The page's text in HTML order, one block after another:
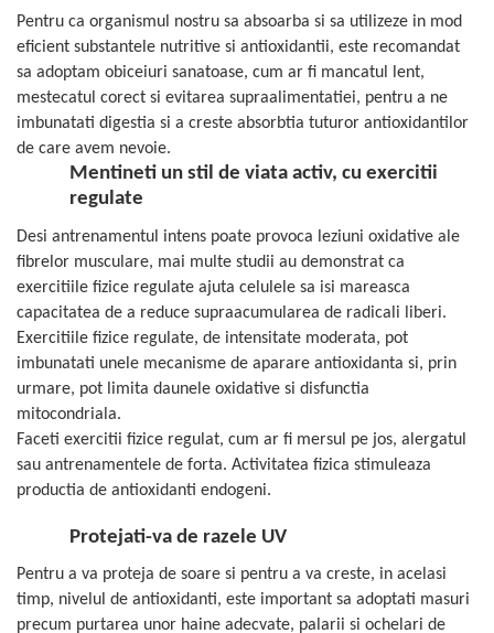
Vitamina D
Vitamina E
Vitamina K
Zinc
Cătină
Chlorella
Colina
Electroliti
Produse Apicole
Cacao
Pentru ca organismul nostru sa absoarba si sa utilizeze in mod
eficient substantele nutritive si antioxidantii, este recomandat
sa adoptam obiceiuri sanatoase, cum ar fi mancatul lent,
mestecatul corect si evitarea supraalimentatiei, pentru a ne
imbunatati digestia si a creste absorbtia tuturor antioxidantilor
de care avem nevoie.
Mentineti un stil de viata activ, cu exercitii
regulate
Desi antrenamentul intens poate provoca leziuni oxidative ale
fibrelor musculare, mai multe studii au demonstrat ca
exercitiile fizice regulate ajuta celulele sa isi mareasca
capacitatea de a reduce supraacumularea de radicali liberi.
Exercitiile fizice regulate, de intensitate moderata, pot
imbunatati unele mecanisme de aparare antioxidanta si, prin
urmare, pot limita daunele oxidative si disfunctia
mitocondriala.
Faceti exercitii fizice regulat, cum ar fi mersul pe jos, alergatul
sau antrenamentele de forta. Activitatea fizica stimuleaza
productia de antioxidanti endogeni.
Protejati-va de razele UV
Pentru a va proteja de soare si pentru a va creste, in acelasi
timp, nivelul de antioxidanti, este important sa adoptati masuri
precum purtarea unor haine adecvate, palarii si ochelari de